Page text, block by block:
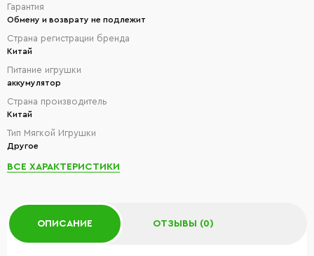
Гарантия
Обмену и возврату не подлежит
Страна регистрации бренда
Китай
Питание игрушки
аккумулятор
Страна производитель
Китай
Тип Мягкой Игрушки
Другое
ВСЕ ХАРАКТЕРИСТИКИ
ОПИСАНИЕ ОТЗЫВЫ (0)